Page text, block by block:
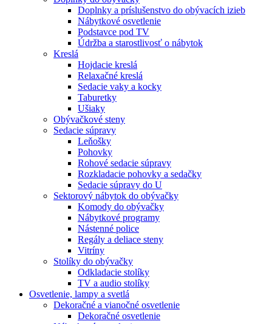
Doplnky a príslušenstvo do obývacích izieb
Nábytkové osvetlenie
Podstavce pod TV
Údržba a starostlivosť o nábytok
Kreslá
Hojdacie kreslá
Relaxačné kreslá
Sedacie vaky a kocky
Taburetky
Ušiaky
Obývačkové steny
Sedacie súpravy
Leňošky
Pohovky
Rohové sedacie súpravy
Rozkladacie pohovky a sedačky
Sedacie súpravy do U
Sektorový nábytok do obývačky
Komody do obývačky
Nábytkové programy
Nástenné police
Regály a deliace steny
Vitríny
Stolíky do obývačky
Odkladacie stolíky
TV a audio stolíky
Osvetlenie, lampy a svetlá
Dekoračné a vianočné osvetlenie
Dekoračné osvetlenie